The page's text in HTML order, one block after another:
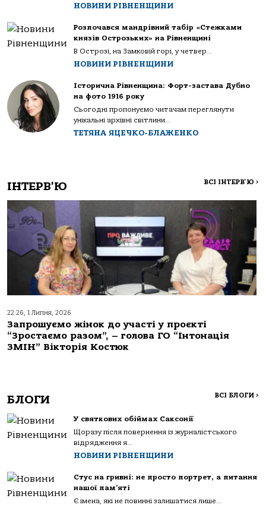
НОВИНИ РІВНЕНЩИНИ
Розпочався мандрівний табір «Стежками
князів Острозьких» на Рівненщині
В Острозі, на Замковій горі, у четвер...
НОВИНИ РІВНЕНЩИНИ
Історична Рівненщина: Форт-застава Дубно
на фото 1916 року
Сьогодні пропонуємо читачам переглянути
унікальні архівні світлини...
ТЕТЯНА ЯЦЕЧКО-БЛАЖЕНКО
ІНТЕРВ'Ю ВСІ ІНТЕРВ'Ю >
22:26, 1 Липня, 2026
Запрошуємо жінок до участі у проєкті
“Зростаємо разом”, – голова ГО “Інтонація
ЗМІН” Вікторія Костюк
БЛОГИ ВСІ БЛОГИ >
У святкових обіймах Саксонії
Щоразу після повернення із журналістського
відрядження я...
НОВИНИ РІВНЕНЩИНИ
Стус на гривні: не просто портрет, а питання
нашої пам’яті
Є імена, які не повинні залишатися лише...